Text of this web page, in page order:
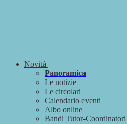
Novità
Panoramica
Le notizie
Le circolari
Calendario eventi
Albo online
Bandi Tutor-Coordinatori